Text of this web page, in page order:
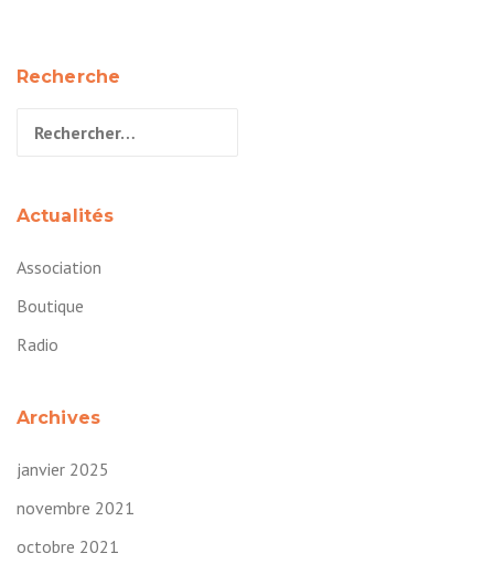
Recherche
Actualités
Association
Boutique
Radio
Archives
janvier 2025
novembre 2021
octobre 2021